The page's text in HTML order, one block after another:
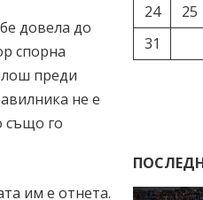
довела до
спорна
преди
не е
също го
им е отнета.
24
25
31